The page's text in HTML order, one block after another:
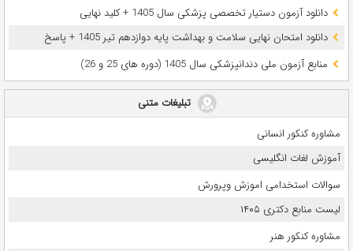
دانلود آزمون دستیار تخصصی پزشکی سال 1405 + کلید نهایی
دانلود امتحان نهایی سلامت و بهداشت پایه دوازدهم تیر 1405 + پاسخ
ﻣﻨﺎﺑﻊ آزﻣﻮن ﻣﻠﯽ دندانپزشکی سال 1405 (دوره های 25 و 26)
تبلیغات متنی
مشاوره کنکور انسانی
آموزش لغات انگلیسی
سوالات استخدامی اموزش وپرورش
لیست منابع دکتری ۱۴۰۵
مشاوره کنکور هنر